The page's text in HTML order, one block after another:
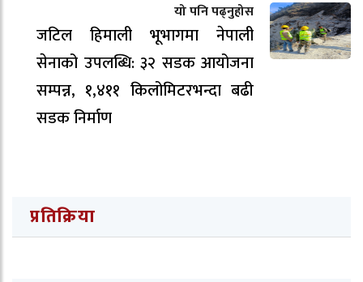
यो पनि पढ्नुहोस
जटिल हिमाली भूभागमा नेपाली
सेनाको उपलब्धि: ३२ सडक आयोजना
सम्पन्न, १,४११ किलोमिटरभन्दा बढी
सडक निर्माण
प्रतिक्रिया